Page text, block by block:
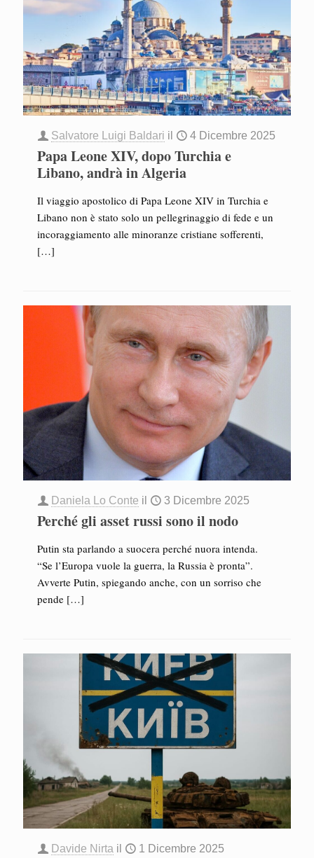
Salvatore Luigi Baldari il 4 Dicembre 2025
Papa Leone XIV, dopo Turchia e
Libano, andrà in Algeria
Il viaggio apostolico di Papa Leone XIV in Turchia e
Libano non è stato solo un pellegrinaggio di fede e un
incoraggiamento alle minoranze cristiane sofferenti,
[…]
Daniela Lo Conte il 3 Dicembre 2025
Perché gli asset russi sono il nodo
Putin sta parlando a suocera perché nuora intenda.
“Se l’Europa vuole la guerra, la Russia è pronta”.
Avverte Putin, spiegando anche, con un sorriso che
pende […]
Davide Nirta il 1 Dicembre 2025